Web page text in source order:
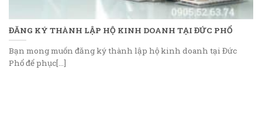
ĐĂNG KÝ THÀNH LẬP HỘ KINH DOANH TẠI ĐỨC PHỔ
Bạn mong muốn đăng ký thành lập hộ kinh doanh tại Đức
Phổ để phục[...]